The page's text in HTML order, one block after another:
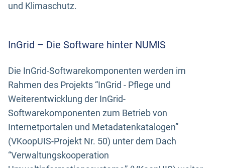
und Klimaschutz.
InGrid – Die Software hinter NUMIS
Die InGrid-Softwarekomponenten werden im
Rahmen des Projekts “InGrid - Pflege und
Weiterentwicklung der InGrid-
Softwarekomponenten zum Betrieb von
Internetportalen und Metadatenkatalogen”
(VKoopUIS-Projekt Nr. 50) unter dem Dach
“Verwaltungskooperation